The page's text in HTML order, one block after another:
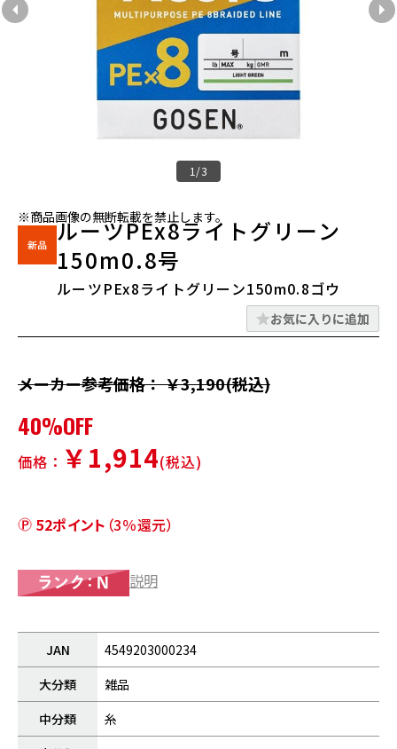
1/3
※商品画像の無断転載を禁止します。
ルーツPEx8ライトグリーン
150m0.8号
ルーツPEx8ライトグリーン150m0.8ゴウ
お気に入りに追加
メーカー参考価格： ￥3,190(税込)
40%OFF
価格： ￥1,914(税込)
52ポイント （3％還元）
説明
JAN
4549203000234
大分類
雑品
中分類
糸